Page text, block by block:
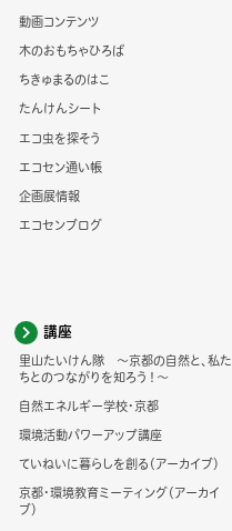
動画コンテンツ
木のおもちゃひろば
ちきゅまるのはこ
たんけんシート
エコ虫を探そう
エコセン通い帳
企画展情報
エコセンブログ
講座
里山たいけん隊 ～京都の自然と、私た
ちとのつながりを知ろう！～
自然エネルギー学校・京都
環境活動パワーアップ講座
ていねいに暮らしを創る（アーカイブ）
京都・環境教育ミーティング（アーカイ
ブ）